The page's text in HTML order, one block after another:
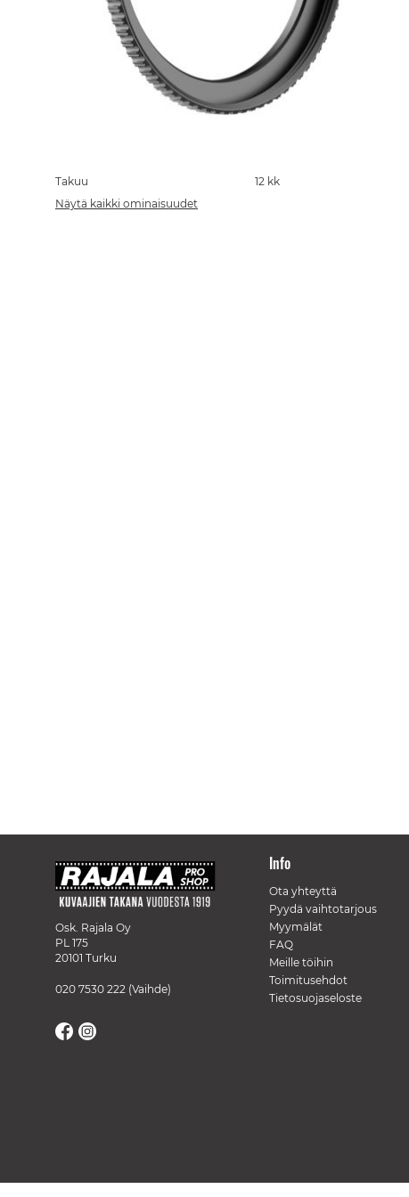
the
beginning
of
Takuu
12 kk
Näytä kaikki ominaisuudet
Osk. Rajala Oy
PL 175
20101 Turku
020 7530 222 (Vaihde)
Info
Ota yhteyttä
Pyydä vaihtotarjous
Myymälät
FAQ
Meille töihin
Toimitusehdot
Tietosuojaseloste